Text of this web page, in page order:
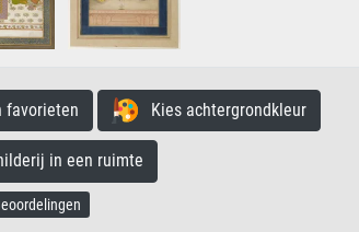
favorieten Kies achtergrondkleur
in een ruimte